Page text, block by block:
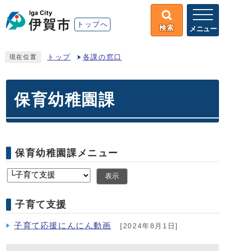
トップへ 検索 メニュー
現在位置 トップ 各課の窓口
保育幼稚園課
保育幼稚園課メニュー
表示
子育て支援
子育て応援にんにん動画 [2024年8月1日]